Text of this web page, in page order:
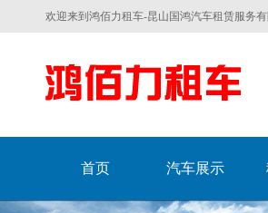
欢迎来到鸿佰力租车-昆山国鸿汽车租赁服务有
首页 汽车展示